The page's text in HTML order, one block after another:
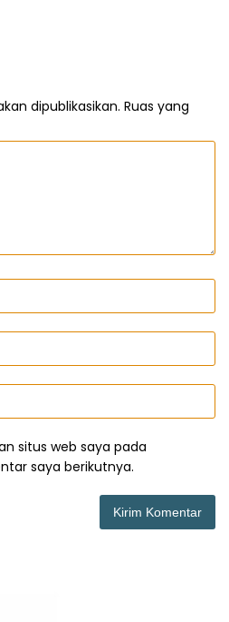
dipublikasikan. Ruas yang
situs web saya pada
saya berikutnya.